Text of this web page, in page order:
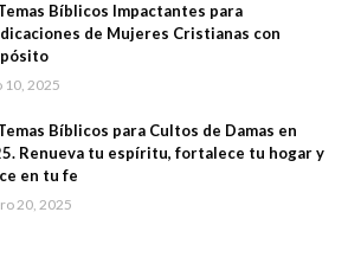
Bíblicos Impactantes para
de Mujeres Cristianas con
10, 2025
Bíblicos para Cultos de Damas en
Renueva tu espíritu, fortalece tu hogar y
en tu fe
20, 2025